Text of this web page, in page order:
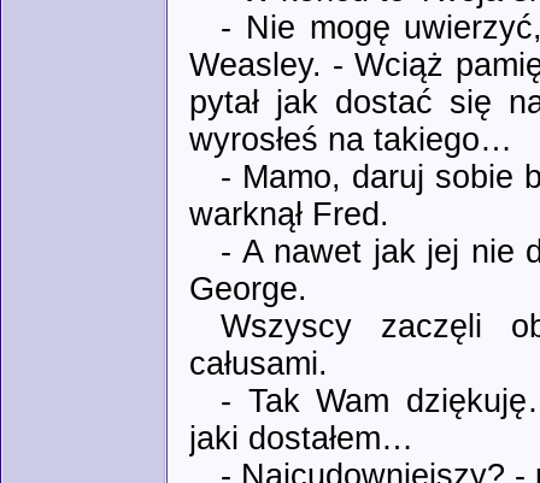
- Nie mogę
Weasley. - Wciąż
pytał jak dostać się
wyrosłeś na takiego…
- Mamo, daruj sobie
warknął Fred.
- A nawet jak jej nie
George.
Wszyscy zaczęli
całusami.
- Tak Wam
jaki dostałem…